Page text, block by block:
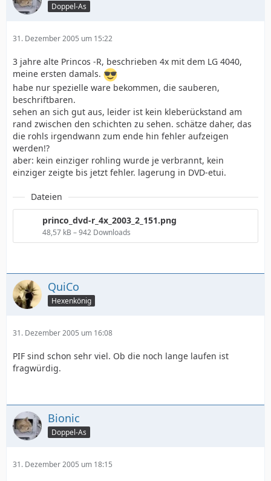
Doppel-As
31. Dezember 2005 um 15:22
3 jahre alte Princos -R, beschrieben 4x mit dem LG 4040,
meine ersten damals.
habe nur spezielle ware bekommen, die sauberen,
beschriftbaren.
sehen an sich gut aus, leider ist kein kleberückstand am
rand zwischen den schichten zu sehen. schätze daher, das
die rohls irgendwann zum ende hin fehler aufzeigen
werden!?
aber: kein einziger rohling wurde je verbrannt, kein
einziger zeigte bis jetzt fehler. lagerung in DVD-etui.
Dateien
princo_dvd-r_4x_2003_2_151.png
48,57 kB – 942 Downloads
QuiCo
Hexenkönig
31. Dezember 2005 um 16:08
PIF sind schon sehr viel. Ob die noch lange laufen ist
fragwürdig.
Bionic
Doppel-As
31. Dezember 2005 um 18:15